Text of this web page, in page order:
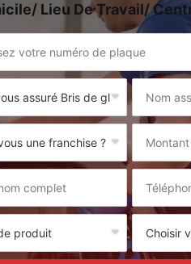
Lieu De Travail/